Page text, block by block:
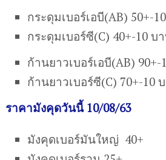
กระดุมเบอร์เอบี(AB) 50+-
กระดุมเบอร์ซี(C) 40+-10 บ
ก้านยาวเบอร์เอบี(AB)
ก้านยาวเบอร์ซี(C) 70+-10
ราคามังคุดวันนี้ 10/08/63
มังคุดเบอร์มันใหญ่ 40+